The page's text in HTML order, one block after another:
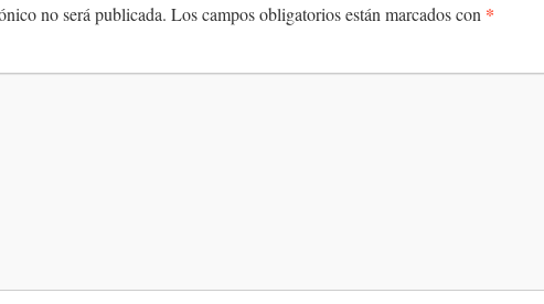
no será publicada. Los campos obligatorios están marcados con *